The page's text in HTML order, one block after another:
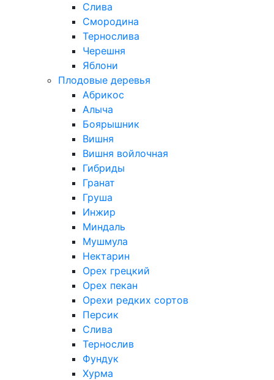
Слива
Смородина
Тернослива
Черешня
Яблони
Плодовые деревья
Абрикос
Алыча
Боярышник
Вишня
Вишня войлочная
Гибриды
Гранат
Груша
Инжир
Миндаль
Мушмула
Нектарин
Орех грецкий
Орех пекан
Орехи редких сортов
Персик
Слива
Тернослив
Фундук
Хурма